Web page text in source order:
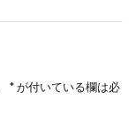
*が付いている欄は必